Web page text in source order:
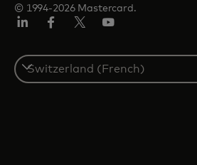
© 1994-2026 Mastercard.
Select
a
country